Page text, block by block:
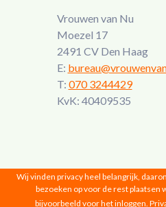
Vrouwen van Nu
Moezel 17
2491 CV Den Haag
E:
T: 070 3244429
KvK: 40409535
Vrouwen van Nu ©
Wij vinden privacy heel belangrijk,
bezoeken op voor de rest plaatsen
bijvoorbeeld voor het inloggen.